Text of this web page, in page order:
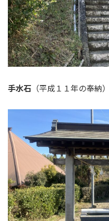
手水石 （平成１１年の奉納）